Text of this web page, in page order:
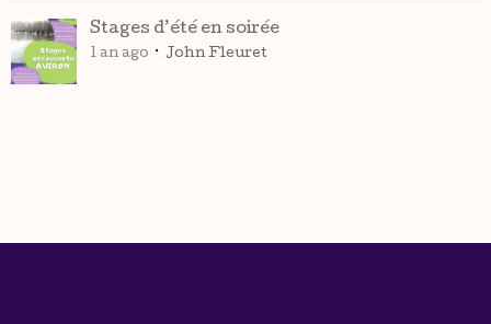
Stages d’été en soirée
1 an ago John Fleuret